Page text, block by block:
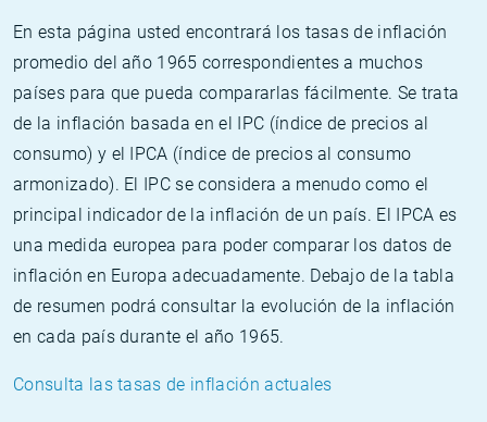
En esta página usted encontrará los tasas de inflación
promedio del año 1965 correspondientes a muchos
países para que pueda compararlas fácilmente. Se trata
de la inflación basada en el IPC (índice de precios al
consumo) y el IPCA (índice de precios al consumo
armonizado). El IPC se considera a menudo como el
principal indicador de la inflación de un país. El IPCA es
una medida europea para poder comparar los datos de
inflación en Europa adecuadamente. Debajo de la tabla
de resumen podrá consultar la evolución de la inflación
en cada país durante el año 1965.
Consulta las tasas de inflación actuales